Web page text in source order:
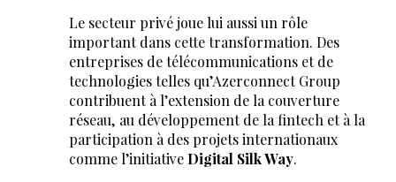
Le secteur privé joue lui aussi un rôle
important dans cette transformation. Des
entreprises de télécommunications et de
technologies telles qu’Azerconnect Group
contribuent à l’extension de la couverture
réseau, au développement de la fintech et à la
participation à des projets internationaux
comme l’initiative Digital Silk Way.